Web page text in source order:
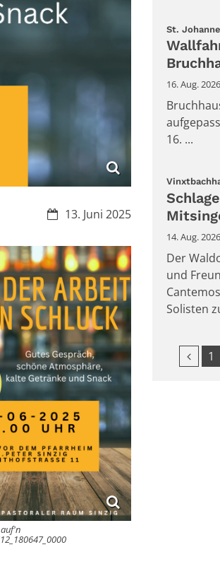
Datum:13. Juni 2025
St.
16. Aug. 2026
16. ...
14. Aug. 2026
Der
und
Solisten
1